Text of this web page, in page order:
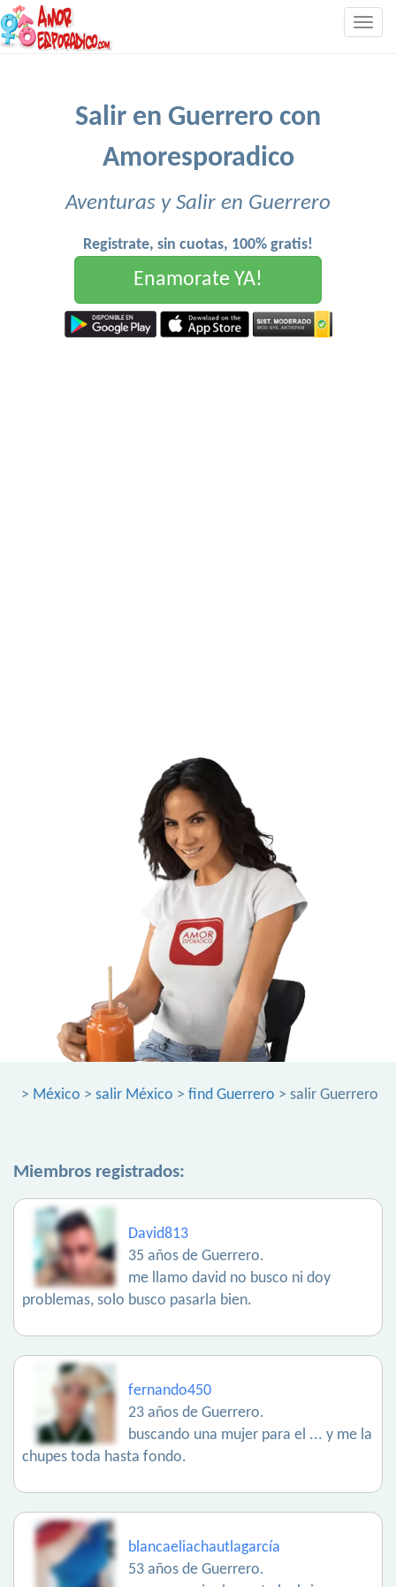
Salir en Guerrero con
Amoresporadico
Aventuras y Salir en Guerrero
Registrate, sin cuotas, 100% gratis!
Enamorate YA!
> México > salir México > find Guerrero > salir Guerrero
Miembros registrados:
David813
35 años de Guerrero.
me llamo david no busco ni doy
problemas, solo busco pasarla bien.
fernando450
23 años de Guerrero.
buscando una mujer para el ... y me la
chupes toda hasta fondo.
blancaeliachautlagarcía
53 años de Guerrero.